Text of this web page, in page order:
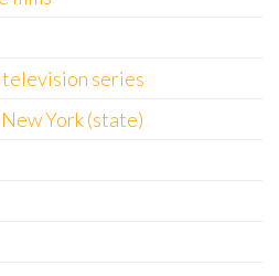
series
York (state)